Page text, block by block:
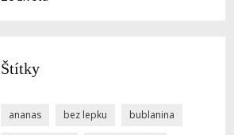
Štítky
ananas bez lepku bublanina